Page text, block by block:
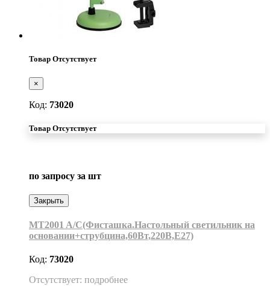
Товар Отсутствует
×
Код: 73020
Товар Отсутствует
по запросу за шт
Закрыть
MT2001 A/C(Фисташка.Настольный светильник на
основании+струбцина,60Вт,220В,Е27)
Код: 73020
Отсутствует: подробнее